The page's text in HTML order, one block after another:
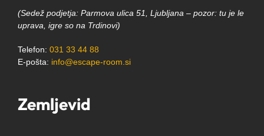
(Sedež podjetja: Parmova ulica 51, Ljubljana – pozor: tu je le
uprava, igre so na Trdinovi)
Telefon: 031 33 44 88
E-pošta: info@escape-room.si
Zemljevid